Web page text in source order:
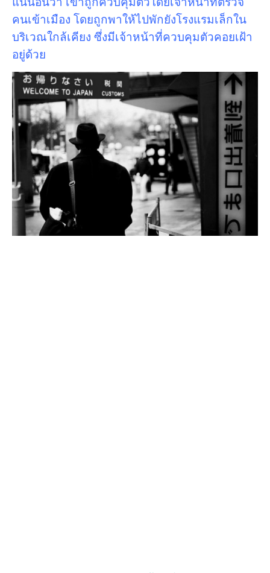
คนเข้าเมือง โดยถูกพาให้ไปพักยังโรงแรมเล็กใน
บริเวณใกล้เคียง ซึ่งมีเจ้าหน้าที่ควบคุมตัวคอยเฝ้า
อยู่ด้วย